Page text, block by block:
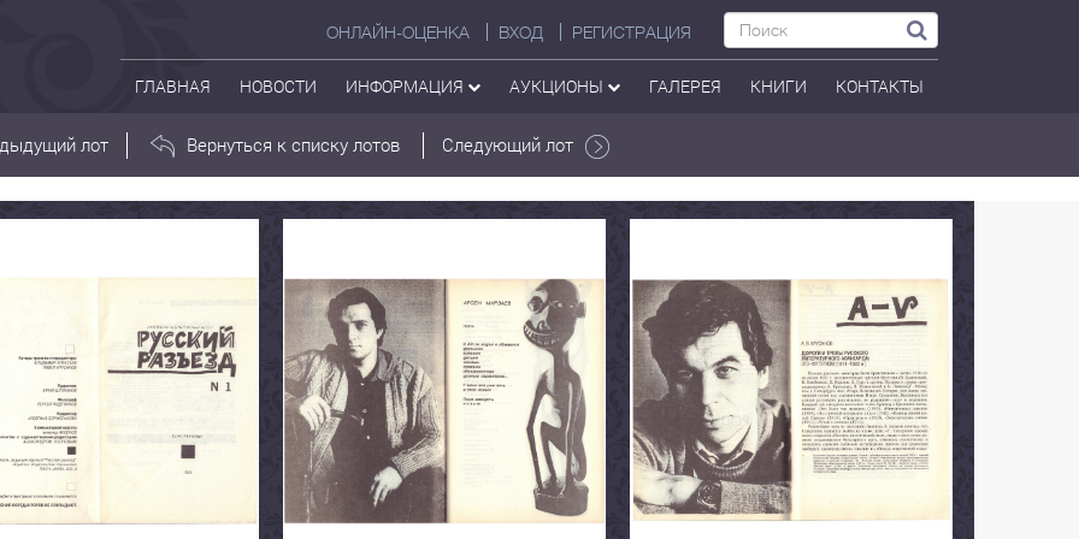
ОНЛАЙН-ОЦЕНКА ВХОД РЕГИСТРАЦИЯ
ГЛАВНАЯ НОВОСТИ ИНФОРМАЦИЯ АУКЦИОНЫ ГАЛЕРЕЯ КНИГИ КОНТАКТЫ
лот Вернуться к списку лотов Следующий лот